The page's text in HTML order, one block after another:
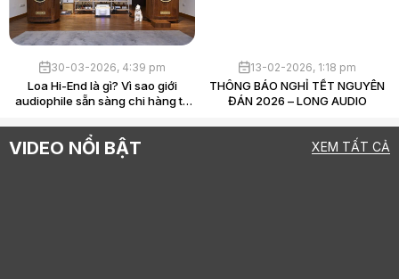
30-03-2026, 4:39 pm
Loa Hi-End là gì? Vì sao giới
audiophile sẵn sàng chi hàng tỷ
13-02-2026, 1:18 pm
THÔNG BÁO NGHỈ TẾT NGUYÊN
ĐÁN 2026 – LONG AUDIO
VIDEO NỔI BẬT XEM TẤT CẢ